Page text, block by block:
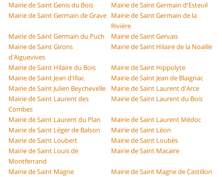
Mairie de Saint Genis du Bois
Mairie de Saint Germain d'Esteuil
Mairie de Saint Germain de Grave Mairie de Saint Germain de la
Rivière
Mairie de Saint Germain du Puch
Mairie de Saint Gervais
Mairie de Saint Girons
d'Aiguevives
Mairie de Saint Hilaire de la Noaille
Mairie de Saint Hilaire du Bois
Mairie de Saint Hippolyte
Mairie de Saint Jean d'Illac
Mairie de Saint Jean de Blaignac
Mairie de Saint Julien Beychevelle
Mairie de Saint Laurent d'Arce
Mairie de Saint Laurent des
Combes
Mairie de Saint Laurent du Bois
Mairie de Saint Laurent du Plan
Mairie de Saint Laurent Médoc
Mairie de Saint Léger de Balson
Mairie de Saint Léon
Mairie de Saint Loubert
Mairie de Saint Loubès
Mairie de Saint Louis de
Montferrand
Mairie de Saint Macaire
Mairie de Saint Magne
Mairie de Saint Magne de Castillon